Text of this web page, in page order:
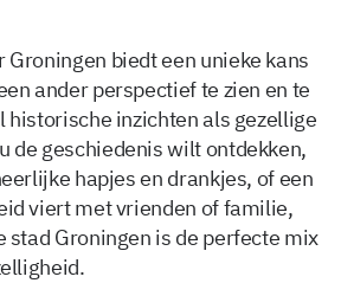
Groningen biedt een unieke kans
ander perspectief te zien en te
historische inzichten als gezellige
de geschiedenis wilt ontdekken,
hapjes en drankjes, of een
viert met vrienden of familie,
stad Groningen is de perfecte mix